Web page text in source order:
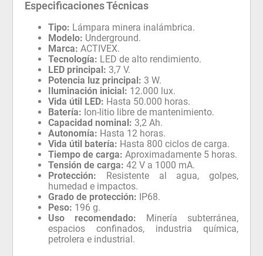
Especificaciones Técnicas
Tipo: Lámpara minera inalámbrica.
Modelo: Underground.
Marca: ACTIVEX.
Tecnología: LED de alto rendimiento.
LED principal: 3,7 V.
Potencia luz principal: 3 W.
Iluminación inicial: 12.000 lux.
Vida útil LED: Hasta 50.000 horas.
Batería: Ion-litio libre de mantenimiento.
Capacidad nominal: 3,2 Ah.
Autonomía: Hasta 12 horas.
Vida útil batería: Hasta 800 ciclos de carga.
Tiempo de carga: Aproximadamente 5 horas.
Tensión de carga: 42 V a 1000 mA.
Protección: Resistente al agua, golpes,
humedad e impactos.
Grado de protección: IP68.
Peso: 196 g.
Uso recomendado: Minería subterránea,
espacios confinados, industria química,
petrolera e industrial.